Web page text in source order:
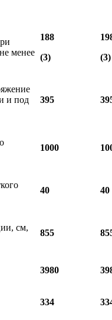
менее
188
(3)
(3)
и под
395
1000
40 40
см,
855
3980
334